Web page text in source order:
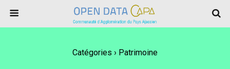
Catégories › Patrimoine